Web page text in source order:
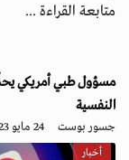
متابعة القراءة ...
مسؤول طبي أمريكي
النفسية
جسور بوست 24 مايو 2023 - 02:41
أخبار